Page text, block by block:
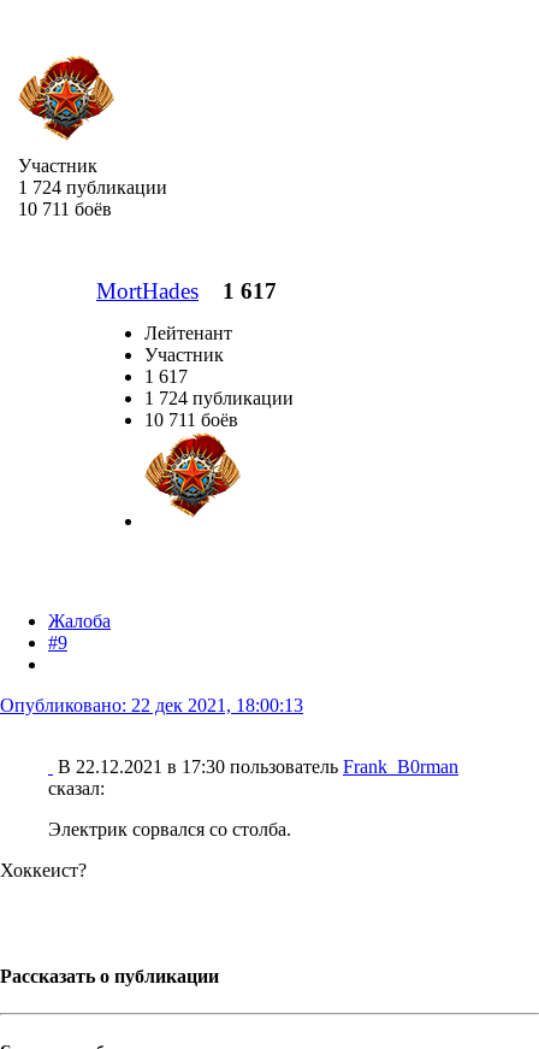
Участник
1 724 публикации
10 711 боёв
MortHades 1 617
Лейтенант
Участник
1 617
1 724 публикации
10 711 боёв
Жалоба
#9
Опубликовано: 22 дек 2021, 18:00:13
В 22.12.2021 в 17:30 пользователь Frank_B0rman
сказал:
Электрик сорвался со столба.
Хоккеист?
Рассказать о публикации